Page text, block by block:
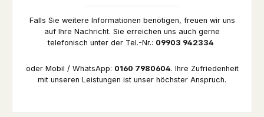
Falls Sie weitere Informationen benötigen, freuen wir uns
auf Ihre Nachricht. Sie erreichen uns auch gerne
telefonisch unter der Tel.-Nr.: 09903 942334
oder Mobil / WhatsApp: 0160 7980604. Ihre Zufriedenheit
mit unseren Leistungen ist unser höchster Anspruch.